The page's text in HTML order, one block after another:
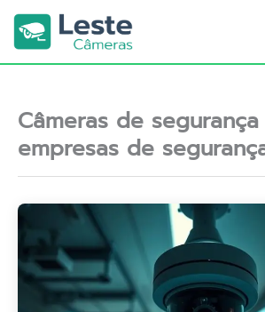
para
conteúdo
Câmeras de
empresas de